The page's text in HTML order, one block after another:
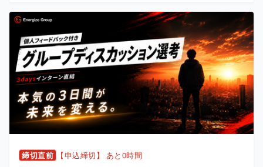
締切直前 【申込締切】 あと0時間